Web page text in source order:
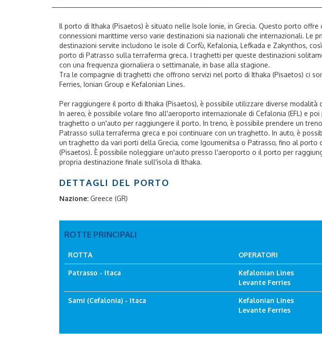
Il porto di Ithaka (Pisaetos) è situato nelle Isole Ionie, in Grecia. Questo porto offre
connessioni marittime verso varie destinazioni sia nazionali che internazionali. Le
destinazioni servite includono le isole di Corfù, Kefalonia, Lefkada e Zakynthos,
porto di Patrasso sulla terraferma greca. I traghetti per queste destinazioni
con una frequenza giornaliera o settimanale, in base alla stagione.
Tra le compagnie di traghetti che offrono servizi nel porto di Ithaka (Pisaetos) ci
Ferries, Ionian Group e Kefalonian Lines.
Per raggiungere il porto di Ithaka (Pisaetos), è possibile utilizzare diverse modalità
In aereo, è possibile volare fino all'aeroporto internazionale di Cefalonia (EFL) e poi
traghetto o un'auto per raggiungere il porto. In treno, è possibile prendere un
Patrasso sulla terraferma greca e poi continuare con un traghetto. In auto, è
un traghetto da vari porti della Grecia, come Igoumenitsa o Patrasso, fino al porto
(Pisaetos). È possibile noleggiare un'auto presso l'aeroporto o il porto per
propria destinazione finale sull'isola di Ithaka.
DETTAGLI DEL PORTO
Nazione: Greece (GR)
ROTTE PRINCIPALI
ROTTA OPERATORI
Patrasso - Itaca
Kefalonian Lines
Levante Ferries
Sami (Cefalonia) - Itaca
Kefalonian Lines
Levante Ferries